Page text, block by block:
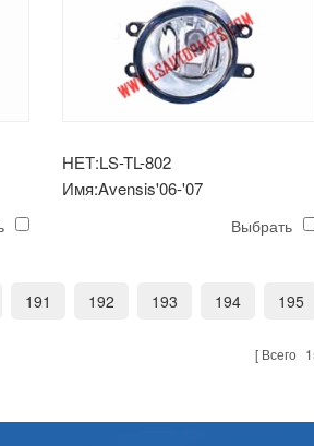
НЕТ:LS-TL-802
Имя:Avensis'06-'07
Выбрать
191 192 193 194 195
Всего